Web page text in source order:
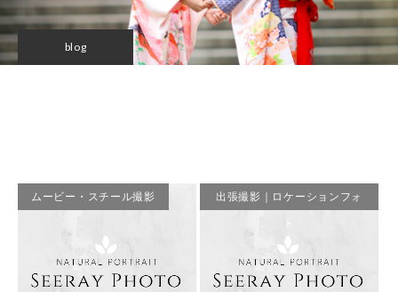
blog
ムービー・スチール撮影
出張撮影｜ロケーションフォ